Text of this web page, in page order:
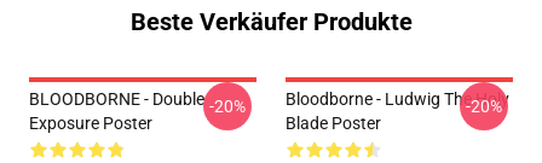
Beste Verkäufer Produkte
BLOODBORNE - Double
Exposure Poster
-20%
Bloodborne - Ludwig The Holy
Blade Poster
-20%